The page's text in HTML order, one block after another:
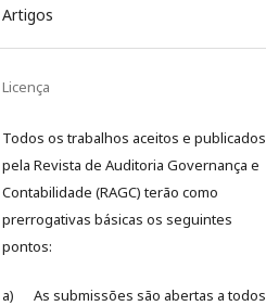
Artigos
Licença
Todos os trabalhos aceitos e publicados
pela Revista de Auditoria Governança e
Contabilidade (RAGC) terão como
prerrogativas básicas os seguintes
pontos:
a) As submissões são abertas a todos